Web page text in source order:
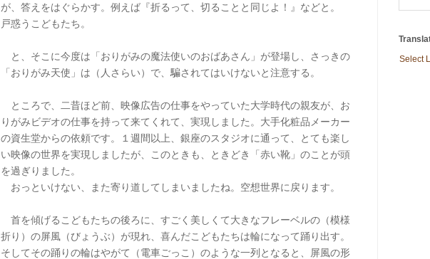
が、答えをはぐらかす。例えば『折るって、切ることと同じよ！』などと。
戸惑うこどもたち。
と、そこに今度は「おりがみの魔法使いのおばあさん」が登場し、さっきの
「おりがみ天使」は（人さらい）で、騙されてはいけないと注意する。
ところで、二昔ほど前、映像広告の仕事をやっていた大学時代の親友が、お
りがみビデオの仕事を持って来てくれて、実現しました。大手化粧品メーカー
の資生堂からの依頼です。１週間以上、銀座のスタジオに通って、とても楽し
い映像の世界を実現しましたが、このときも、ときどき「赤い靴」のことが頭
を過ぎりました。
おっといけない、また寄り道してしまいましたね。空想世界に戻ります。
首を傾げるこどもたちの後ろに、すごく美しくて大きなフレーベルの（模様
折り）の屏風（びょうぶ）が現れ、喜んだこどもたちは輪になって踊り出す。
そしてその踊りの輪はやがて（電車ごっこ）のような一列となると、屏風の形
Select